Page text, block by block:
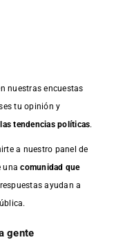
nuestras encuestas
tu opinión y
tendencias políticas.
a nuestro panel de
unacomunidad que
ayudan a
gente